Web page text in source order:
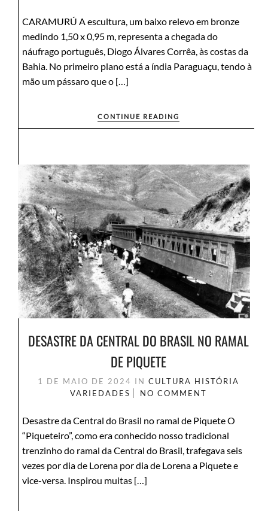
CARAMURÚ A escultura, um baixo relevo em bronze
medindo 1,50 x 0,95 m, representa a chegada do
náufrago português, Diogo Álvares Corrêa, às costas da
Bahia. No primeiro plano está a índia Paraguaçu, tendo à
mão um pássaro que o […]
CONTINUE READING
DESASTRE DA CENTRAL DO BRASIL NO RAMAL
DE PIQUETE
1 DE MAIO DE 2024 IN CULTURA HISTÓRIA
VARIEDADES
NO COMMENT
Desastre da Central do Brasil no ramal de Piquete O
“Piqueteiro”, como era conhecido nosso tradicional
trenzinho do ramal da Central do Brasil, trafegava seis
vezes por dia de Lorena por dia de Lorena a Piquete e
vice-versa. Inspirou muitas […]